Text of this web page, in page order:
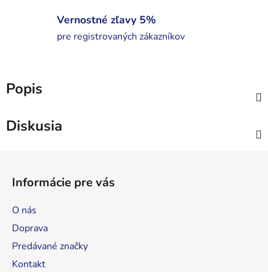
Vernostné zľavy 5%
pre registrovaných zákazníkov
Popis
Diskusia
Informácie pre vás
O nás
Doprava
Predávané značky
Kontakt